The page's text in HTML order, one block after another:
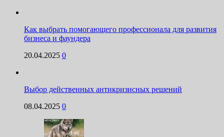
Как выбрать помогающего профессионала для развития
бизнеса и фаундера
20.04.2025 0
Выбор действенных антикризисных решений
08.04.2025 0